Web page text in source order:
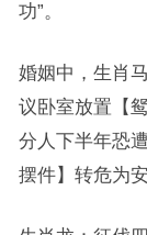
功”。
婚姻中，生肖
议卧室放置【
分人下半年恐
摆件】转危为安